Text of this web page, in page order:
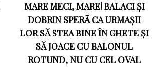
MARE MECI, MARE! BALACI ȘI
DOBRIN SPERĂ CA URMAȘII
LOR SĂ STEA BINE ÎN GHETE ȘI
SĂ JOACE CU BALONUL
ROTUND, NU CU CEL OVAL